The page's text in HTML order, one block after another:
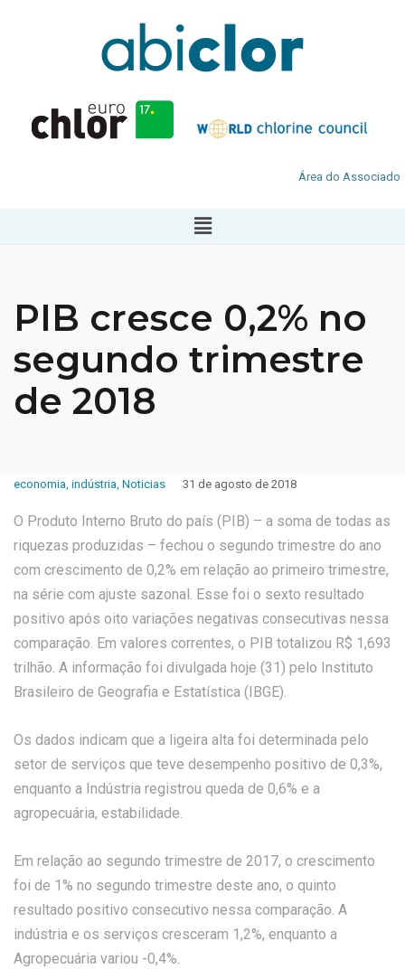
Área do Associado
PIB cresce 0,2% no
segundo trimestre
de 2018
economia, indústria, Noticias 31 de agosto de 2018
O Produto Interno Bruto do país (PIB) – a soma de todas as
riquezas produzidas – fechou o segundo trimestre do ano
com crescimento de 0,2% em relação ao primeiro trimestre,
na série com ajuste sazonal. Esse foi o sexto resultado
positivo após oito variações negativas consecutivas nessa
comparação. Em valores correntes, o PIB totalizou R$ 1,693
trilhão. A informação foi divulgada hoje (31) pelo Instituto
Brasileiro de Geografia e Estatística (IBGE).
Os dados indicam que a ligeira alta foi determinada pelo
setor de serviços que teve desempenho positivo de 0,3%,
enquanto a Indústria registrou queda de 0,6% e a
agropecuária, estabilidade.
Em relação ao segundo trimestre de 2017, o crescimento
foi de 1% no segundo trimestre deste ano, o quinto
resultado positivo consecutivo nessa comparação. A
indústria e os serviços cresceram 1,2%, enquanto a
Agropecuária variou -0,4%.